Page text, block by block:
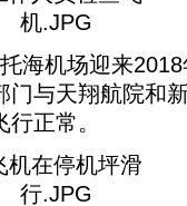
机场迎来2018
门与天翔航院和
正常。